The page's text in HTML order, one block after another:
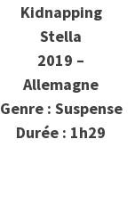
Kidnapping
Stella
2019 –
Allemagne
Genre : Suspense
Durée : 1h29